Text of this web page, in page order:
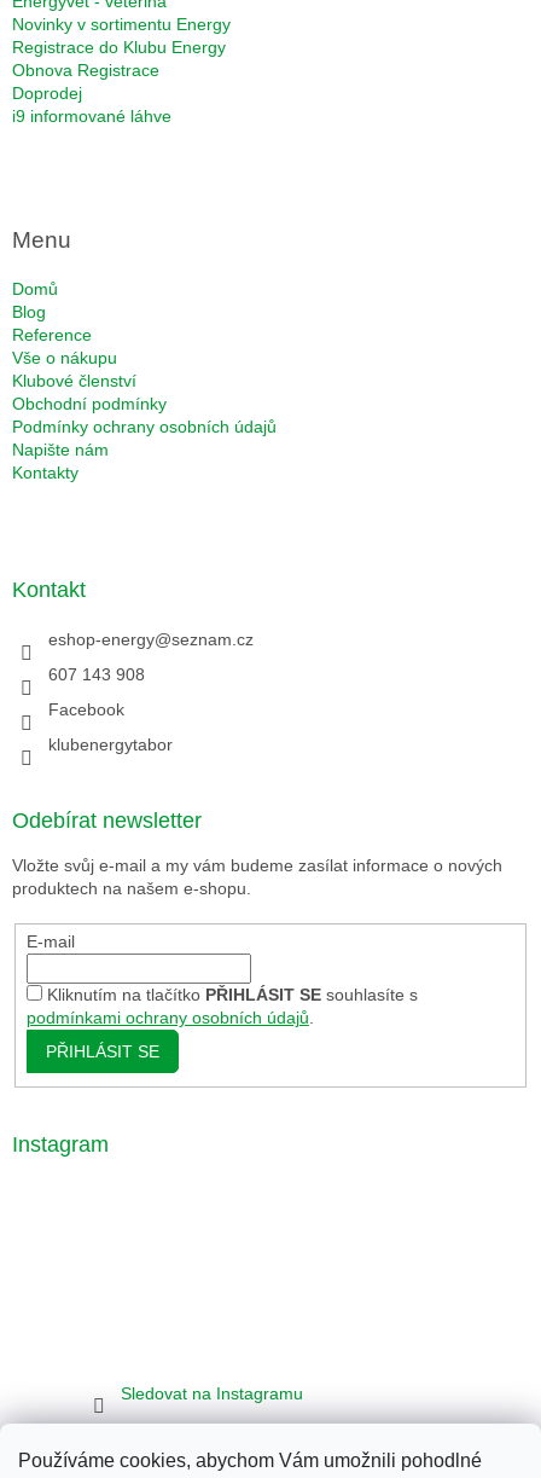
Používáme cookies, abychom Vám umožnili pohodlné
Novinky v sortimentu Energy
Registrace do Klubu Energy
Obnova Registrace
Doprodej
i9 informované láhve
Menu
Domů
Blog
Reference
Vše o nákupu
Klubové členství
Obchodní podmínky
Podmínky ochrany osobních údajů
Napište nám
Kontakty
Kontakt
eshop-energy@seznam.cz
607 143 908
Facebook
klubenergytabor
Odebírat newsletter
Vložte svůj e-mail a my vám budeme zasílat informace o nových
produktech na našem e-shopu.
E-mail
Kliknutím na tlačítko PŘIHLÁSIT SEsouhlasíte s
podmínkami ochrany osobních údajů.
PŘIHLÁSIT SE
Instagram
Sledovat na Instagramu
Seznam Google Bing